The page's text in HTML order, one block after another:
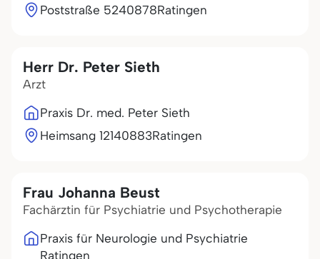
Poststraße 5240878Ratingen
Herr Dr. Peter Sieth
Arzt
Praxis Dr. med. Peter Sieth
Heimsang 12140883Ratingen
Frau Johanna Beust
Fachärztin für Psychiatrie und Psychotherapie
Praxis für Neurologie und Psychiatrie
Ratingen